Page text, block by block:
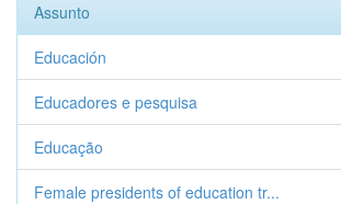
Assunto
Educación
Educadores e pesquisa
Educação
Female presidents of education tr...